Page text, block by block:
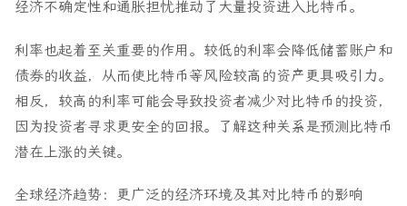
经济不确定性和通胀担忧推动了大量投资进入比特币。
利率也起着至关重要的作用。较低的利率会降低储蓄账户和
债券的收益，从而使比特币等风险较高的资产更具吸引力。
相反，较高的利率可能会导致投资者减少对比特币的投资，
因为投资者寻求更安全的回报。了解这种关系是预测比特币
潜在上涨的关键。
全球经济趋势：更广泛的经济环境及其对比特币的影响